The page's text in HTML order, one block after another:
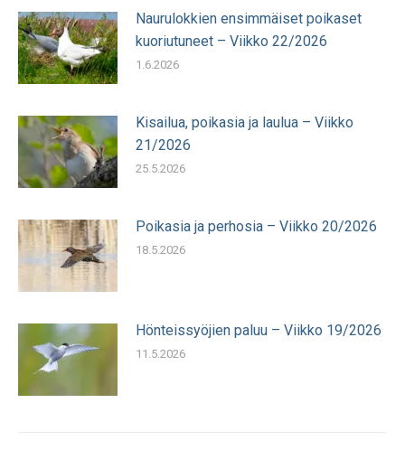
Naurulokkien ensimmäiset poikaset
kuoriutuneet – Viikko 22/2026
1.6.2026
Kisailua, poikasia ja laulua – Viikko
21/2026
25.5.2026
Poikasia ja perhosia – Viikko 20/2026
18.5.2026
Hönteissyöjien paluu – Viikko 19/2026
11.5.2026